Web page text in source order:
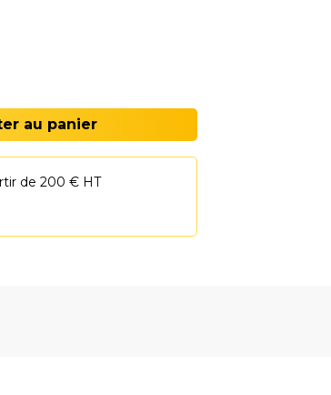
au panier
de 200 € HT